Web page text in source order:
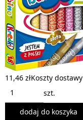
11,46 złKoszty dostawy
szt.
dodaj do koszyka